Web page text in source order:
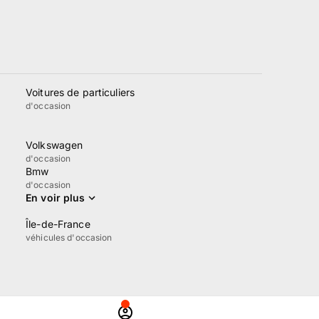
Voitures de particuliers
d'occasion
Volkswagen
d'occasion
Bmw
d'occasion
En voir plus
Île-de-France
véhicules d'occasion